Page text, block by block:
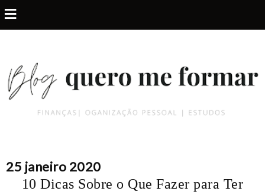
≡
25 janeiro 2020
10 Dicas Sobre o Que Fazer para Ter